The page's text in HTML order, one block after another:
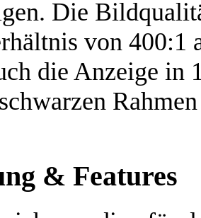
Die
von 400:1
die Anzeige in
& Features